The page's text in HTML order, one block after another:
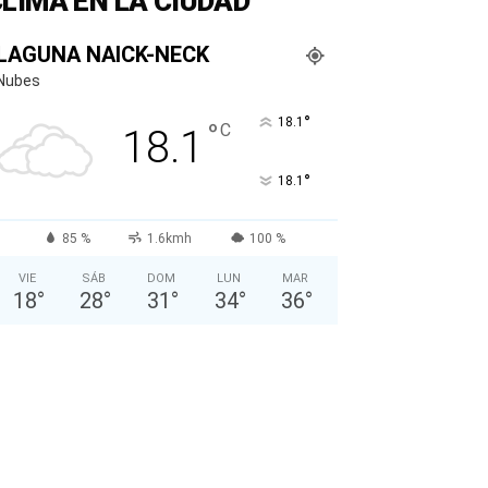
NAICK-NECK
18.1 °C 18.1 °
18.1 °
85 % 1.6kmh 100 %
VIE
18°
SÁB
28°
DOM
31 °
LUN
34°
MAR
36°